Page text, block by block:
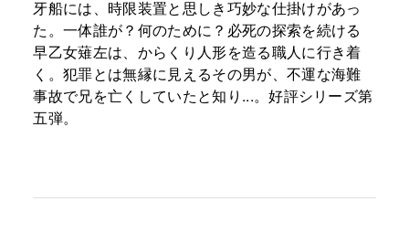
牙船には、時限装置と思しき巧妙な仕掛けがあっ
た。一体誰が？何のために？必死の探索を続ける
早乙女薙左は、からくり人形を造る職人に行き着
く。犯罪とは無縁に見えるその男が、不運な海難
事故で兄を亡くしていたと知り...。好評シリーズ第
五弾。